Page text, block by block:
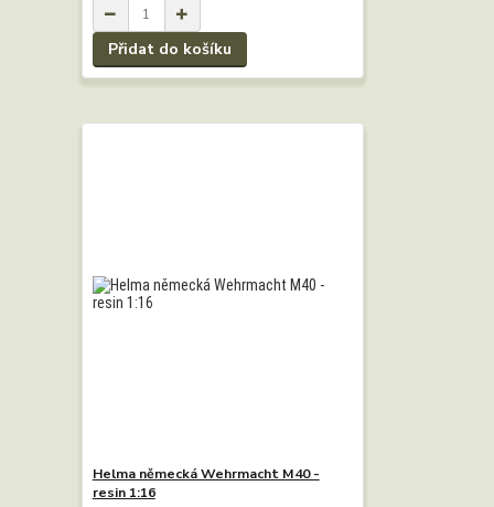
Přidat do košíku
Helma německá Wehrmacht M40 -
resin 1:16